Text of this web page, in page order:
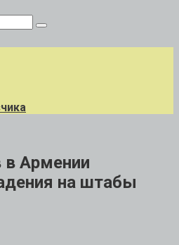
Армении
на штабы